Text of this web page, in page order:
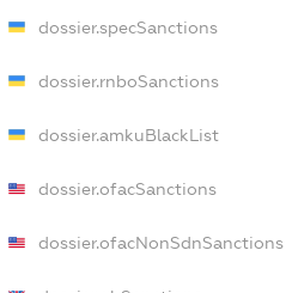
dossier.specSanctions
dossier.rnboSanctions
dossier.amkuBlackList
dossier.ofacSanctions
dossier.ofacNonSdnSanctions